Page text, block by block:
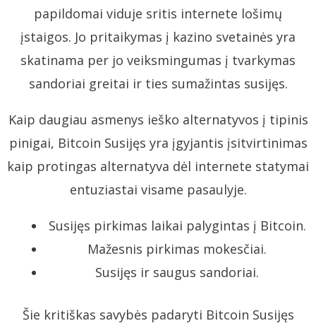
papildomai viduje sritis internete lošimų
įstaigos. Jo pritaikymas į kazino svetainės yra
skatinama per jo veiksmingumas į tvarkymas
sandoriai greitai ir ties sumažintas susijęs.
Kaip daugiau asmenys ieško alternatyvos į tipinis
pinigai, Bitcoin Susijęs yra įgyjantis įsitvirtinimas
kaip protingas alternatyva dėl internete statymai
entuziastai visame pasaulyje.
Susijęs pirkimas laikai palygintas į Bitcoin.
Mažesnis pirkimas mokesčiai.
Susijęs ir saugus sandoriai.
Šie kritiškas savybės padaryti Bitcoin Susijęs